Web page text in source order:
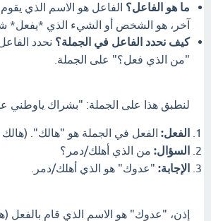
ما هو الفاعل؟ الفاعل هو الاسم الذي
آخر، هو الشخص أو الشيء الذي *يفعل*
كيف نحدد الفاعل في الجملة؟ نحدد
"من الذي فعل؟" على الجملة.
لنطبق هذا على الجملة: "بشراك ياوطني
الفعل: الفعل في الجملة هو "هالك". (هالك
السؤال: من الذي أهلك/دمر؟
الإجابة: "عدوك" هو الذي أهلك/دمر.
إذن، "عدوك" هو الاسم الذي قام بالفعل